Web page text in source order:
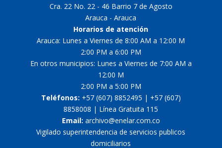
Cra. 22 No. 22 - 46 Barrio 7 de Agosto
Arauca - Arauca
Horarios de atención
Arauca: Lunes a Viernes de 8:00 AM a 12:00 M
2:00 PM a 6:00 PM
En otros municipios: Lunes a Viernes de 7:00 AM a
12:00 M
2:00 PM a 5:00 PM
Teléfonos: +57 (607) 8852495 | +57 (607)
8858008 | Línea Gratuita 115
Email: archivo@enelar.com.co
Vigilado superintendencia de servicios publicos
domiciliarios